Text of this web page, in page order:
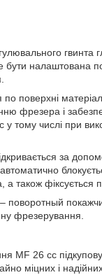
гвинта
налаштована
по поверхні
фрезера і
тому числі при
за
також фіксується
поворотный
фрезерування.
MF 26 cc
міцних і